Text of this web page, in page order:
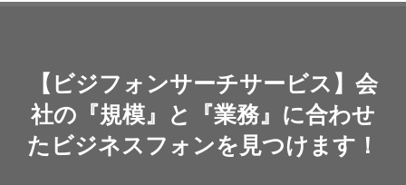
【ビジフォンサーチサービス】会
社の『規模』と『業務』に合わせ
たビジネスフォンを見つけます！